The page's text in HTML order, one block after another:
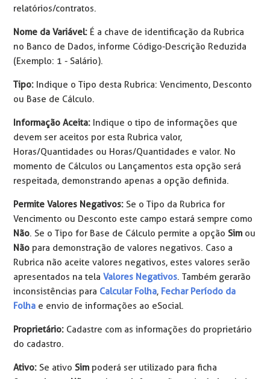
relatórios/contratos.
Nome da Variável: É a chave de identificação da Rubrica
no Banco de Dados, informe Código-Descrição Reduzida
(Exemplo: 1 - Salário).
Tipo: Indique o Tipo desta Rubrica: Vencimento, Desconto
ou Base de Cálculo.
Informação Aceita: Indique o tipo de informações que
devem ser aceitos por esta Rubrica valor,
Horas/Quantidades ou Horas/Quantidades e valor. No
momento de Cálculos ou Lançamentos esta opção será
respeitada, demonstrando apenas a opção definida.
Permite Valores Negativos: Se o Tipo da Rubrica for
Vencimento ou Desconto este campo estará sempre como
Não. Se o Tipo for Base de Cálculo permite a opção Sim ou
Não para demonstração de valores negativos. Caso a
Rubrica não aceite valores negativos, estes valores serão
apresentados na telaValores Negativos. Também gerarão
inconsistências para Calcular Folha, Fechar Período da
Folha e envio de informações ao eSocial.
Proprietário: Cadastre com as informações do proprietário
do cadastro.
Ativo: Se ativo Sim poderá ser utilizado para ficha